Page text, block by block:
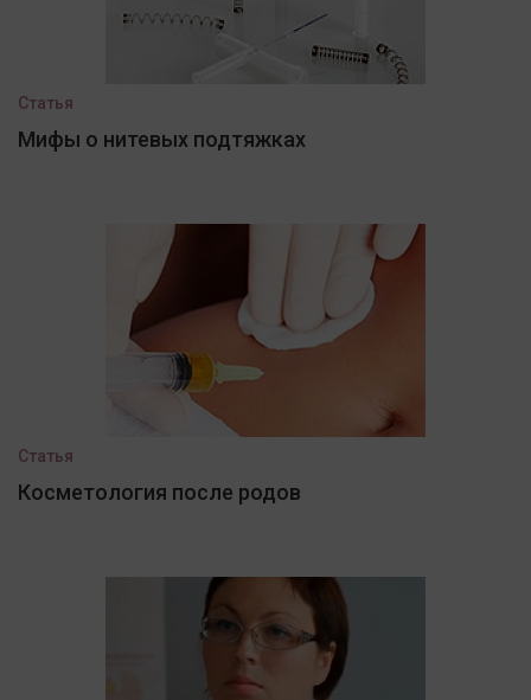
Статья
Мифы о нитевых подтяжках
Статья
Косметология после родов